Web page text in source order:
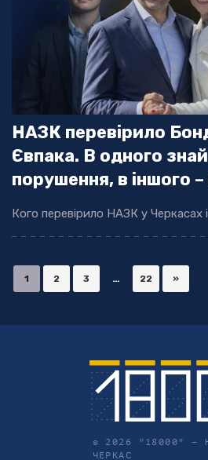
НАЗК перевірило
Євпака. В одного
порушення, в іншого –
Кого перевірило НАЗК у Черкасах
1 2 3 … 22 »
© 2026 "18000" –
ЧЕРКАС